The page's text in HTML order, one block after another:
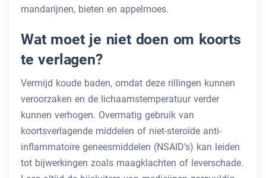
mandarijnen, bieten en appelmoes.
Wat moet je niet doen om koorts
te verlagen?
Vermijd koude baden, omdat deze rillingen kunnen
veroorzaken en de lichaamstemperatuur verder
kunnen verhogen. Overmatig gebruik van
koortsverlagende middelen of niet-steroïde anti-
inflammatoire geneesmiddelen (NSAID’s) kan leiden
tot bijwerkingen zoals maagklachten of leverschade.